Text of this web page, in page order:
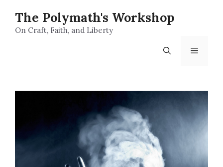
content
The Polymath's Workshop
On Craft, Faith, and Liberty
Menu